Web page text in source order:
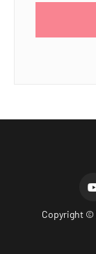
Copyright ©